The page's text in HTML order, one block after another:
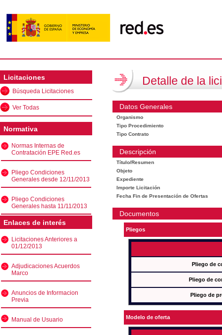
Licitaciones
Búsqueda Licitaciones
Ver Todas
Normativa
Normas Internas de
Contratación EPE Red.es
Pliego Condiciones
Generales desde 12/11/2013
Pliego Condiciones
Generales hasta 11/11/2013
Enlaces de interés
Licitaciones Anteriores a
01/12/2013
Adjudicaciones Acuerdos
Marco
Anuncios de Informacion
Previa
Manual de Usuario
Detalle de la
Datos Generales
Organismo
Tipo Procedimiento
Tipo Contrato
Descripción
Título/Resumen
Objeto
Expediente
Importe Licitación
Fecha Fin de Presentación de Ofertas
Documentos
Pliegos
Pliego de
Pliego de
Pliego de
Modelo de oferta